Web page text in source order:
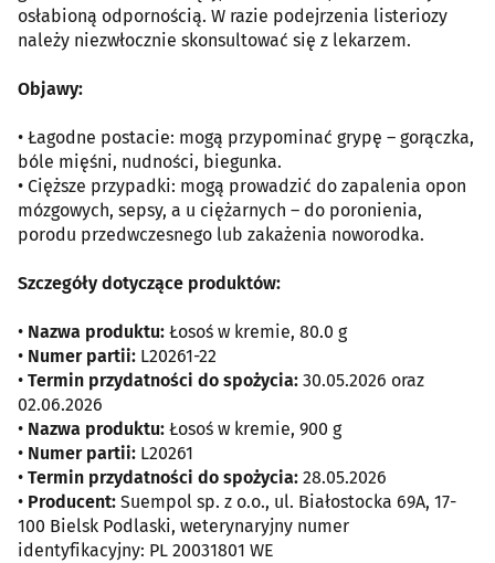
osłabioną odpornością. W razie podejrzenia listeriozy
należy niezwłocznie skonsultować się z lekarzem.
Objawy:
• Łagodne postacie: mogą przypominać grypę – gorączka,
bóle mięśni, nudności, biegunka.
• Cięższe przypadki: mogą prowadzić do zapalenia opon
mózgowych, sepsy, a u ciężarnych – do poronienia,
porodu przedwczesnego lub zakażenia noworodka.
Szczegóły dotyczące produktów:
• Nazwa produktu: Łosoś w kremie, 80.0 g
• Numer partii: L20261-22
• Termin przydatności do spożycia: 30.05.2026 oraz
02.06.2026
• Nazwa produktu: Łosoś w kremie, 900 g
• Numer partii: L20261
• Termin przydatności do spożycia: 28.05.2026
• Producent: Suempol sp. z o.o., ul. Białostocka 69A, 17-
100 Bielsk Podlaski, weterynaryjny numer
identyfikacyjny: PL 20031801 WE